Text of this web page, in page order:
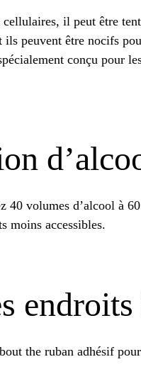
il peut être
peuvent être nocifs
conçu pour
volumes d’alcool à
moins accessibles.
endroits
the ruban adhésif